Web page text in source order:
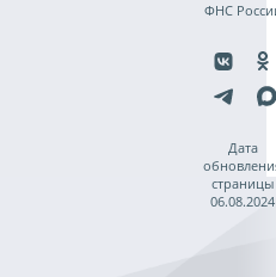
ФНС
Дата
страницы
06.08.2024